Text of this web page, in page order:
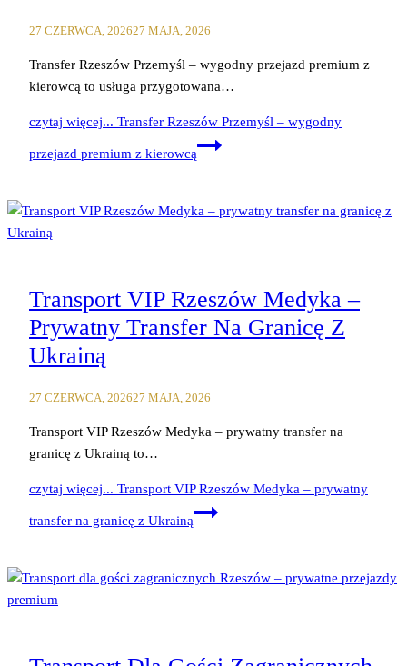
27 CZERWCA, 202627 MAJA, 2026
Transfer Rzeszów Przemyśl – wygodny przejazd premium z
kierowcą to usługa przygotowana…
czytaj więcej... Transfer Rzeszów Przemyśl – wygodny
przejazd premium z kierowcą
Transport VIP Rzeszów Medyka –
Prywatny Transfer Na Granicę Z
Ukrainą
27 CZERWCA, 202627 MAJA, 2026
Transport VIP Rzeszów Medyka – prywatny transfer na
granicę z Ukrainą to…
czytaj więcej... Transport VIP Rzeszów Medyka – prywatny
transfer na granicę z Ukrainą